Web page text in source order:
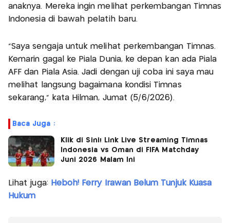
anaknya. Mereka ingin melihat perkembangan Timnas
Indonesia di bawah pelatih baru.
"Saya sengaja untuk melihat perkembangan Timnas.
Kemarin gagal ke Piala Dunia, ke depan kan ada Piala
AFF dan Piala Asia. Jadi dengan uji coba ini saya mau
melihat langsung bagaimana kondisi Timnas
sekarang," kata Hilman, Jumat (5/6/2026).
Baca Juga :
Klik di Sini! Link Live Streaming Timnas
Indonesia vs Oman di FIFA Matchday
Juni 2026 Malam Ini
Lihat juga: Heboh! Ferry Irawan Belum Tunjuk Kuasa
Hukum